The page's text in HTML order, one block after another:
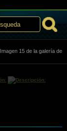
Imagen 15 de la galería de